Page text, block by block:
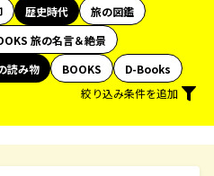
歴史時代
旅の図鑑
旅の名言＆絶景
読み物 BOOKS
D-Books
絞り込み条件を追加